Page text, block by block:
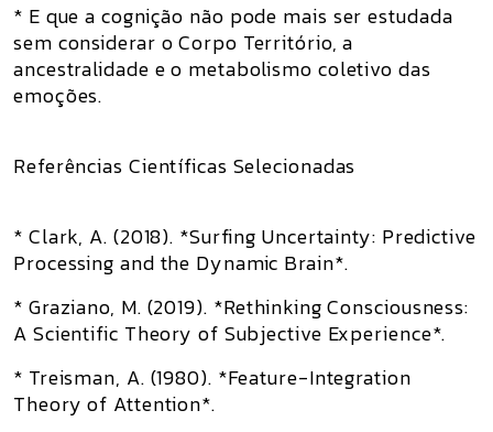
* E que a cognição não pode mais ser estudada
sem considerar o Corpo Território, a
ancestralidade e o metabolismo coletivo das
emoções.
Referências Científicas Selecionadas
* Clark, A. (2018). *Surfing Uncertainty: Predictive
Processing and the Dynamic Brain*.
* Graziano, M. (2019). *Rethinking Consciousness:
A Scientific Theory of Subjective Experience*.
* Treisman, A. (1980). *Feature-Integration
Theory of Attention*.